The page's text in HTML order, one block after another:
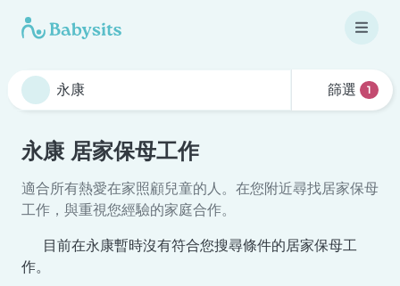
篩選 1
永康 居家保母工作
適合所有熱愛在家照顧兒童的人。在您附近尋找居家保母
工作，與重視您經驗的家庭合作。
目前在永康暫時沒有符合您搜尋條件的居家保母工
作。